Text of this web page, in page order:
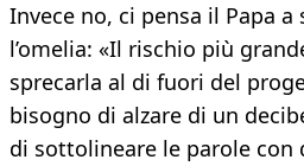
Invece no, ci pensa il Papa
l’omelia: «Il rischio più
sprecarla al di fuori del
bisogno di alzare di un
di sottolineare le parole con